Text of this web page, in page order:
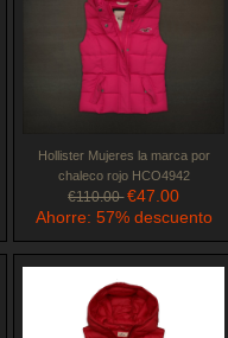
Hollister Mujeres la marca por
chaleco rojo HCO4942
€110.00 €47.00
Ahorre: 57% descuento